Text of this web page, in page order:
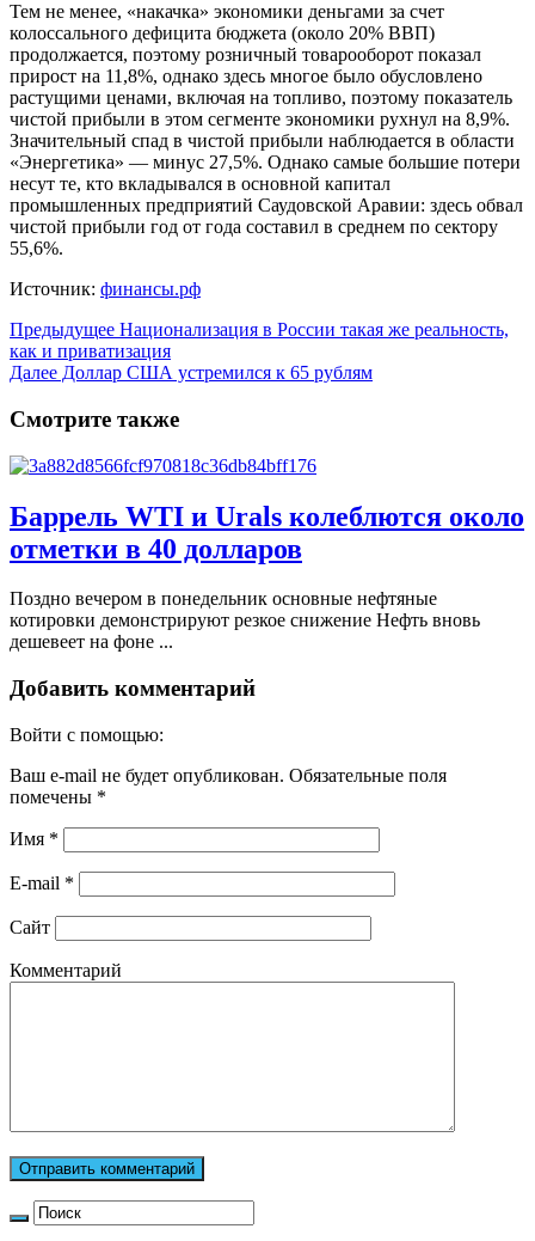
Тем не менее, «накачка» экономики деньгами за счет
колоссального дефицита бюджета (около 20% ВВП)
продолжается, поэтому розничный товарооборот показал
прирост на 11,8%, однако здесь многое было обусловлено
растущими ценами, включая на топливо, поэтому показатель
чистой прибыли в этом сегменте экономики рухнул на 8,9%.
Значительный спад в чистой прибыли наблюдается в области
«Энергетика» — минус 27,5%. Однако самые большие потери
несут те, кто вкладывался в основной капитал
промышленных предприятий Саудовской Аравии: здесь обвал
чистой прибыли год от года составил в среднем по сектору
55,6%.
Источник: финансы.рф
Предыдущее Национализация в России такая же реальность,
как и приватизация
Далее Доллар США устремился к 65 рублям
Смотрите также
Баррель WTI и Urals колеблются около
отметки в 40 долларов
Поздно вечером в понедельник основные нефтяные
котировки демонстрируют резкое снижение Нефть вновь
дешевеет на фоне ...
Добавить комментарий
Войти с помощью:
Ваш e-mail не будет опубликован. Обязательные поля
помечены *
Имя *
E-mail *
Сайт
Комментарий